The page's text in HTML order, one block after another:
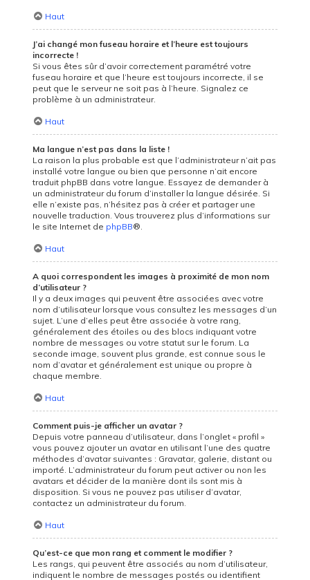
Haut
J’ai changé mon fuseau horaire et l’heure est toujours
incorrecte !
Si vous êtes sûr d’avoir correctement paramétré votre
fuseau horaire et que l’heure est toujours incorrecte, il se
peut que le serveur ne soit pas à l’heure. Signalez ce
problème à un administrateur.
Haut
Ma langue n’est pas dans la liste !
La raison la plus probable est que l’administrateur n’ait pas
installé votre langue ou bien que personne n’ait encore
traduit phpBB dans votre langue. Essayez de demander à
un administrateur du forum d’installer la langue désirée. Si
elle n’existe pas, n’hésitez pas à créer et partager une
nouvelle traduction. Vous trouverez plus d’informations sur
le site Internet de phpBB®.
Haut
A quoi correspondent les images à proximité de mon nom
d’utilisateur ?
Il y a deux images qui peuvent être associées avec votre
nom d’utilisateur lorsque vous consultez les messages d’un
sujet. L’une d’elles peut être associée à votre rang,
généralement des étoiles ou des blocs indiquant votre
nombre de messages ou votre statut sur le forum. La
seconde image, souvent plus grande, est connue sous le
nom d’avatar et généralement est unique ou propre à
chaque membre.
Haut
Comment puis-je afficher un avatar ?
Depuis votre panneau d’utilisateur, dans l’onglet « profil »
vous pouvez ajouter un avatar en utilisant l’une des quatre
méthodes d’avatar suivantes : Gravatar, galerie, distant ou
importé. L’administrateur du forum peut activer ou non les
avatars et décider de la manière dont ils sont mis à
disposition. Si vous ne pouvez pas utiliser d’avatar,
contactez un administrateur du forum.
Haut
Qu’est-ce que mon rang et comment le modifier ?
Les rangs, qui peuvent être associés au nom d’utilisateur,
indiquent le nombre de messages postés ou identifient